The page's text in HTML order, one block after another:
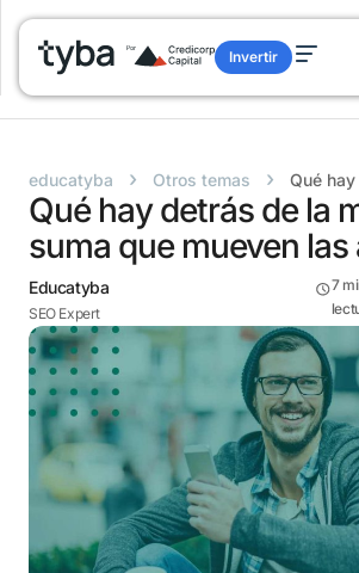
Invertir
educatyba › Otros temas › Qué
Qué hay detrás de la
suma que mueven las
Educatyba
SEO Expert
7